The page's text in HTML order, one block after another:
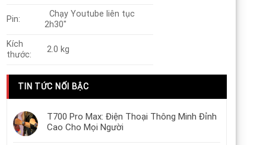
Pin:
Chạy Youtube liên tục
2h30″
Kích
thước:
2.0 kg
TIN TỨC NỐI BẬC
T700 Pro Max: Điện Thoại Thông Minh Đỉnh
Cao Cho Mọi Người